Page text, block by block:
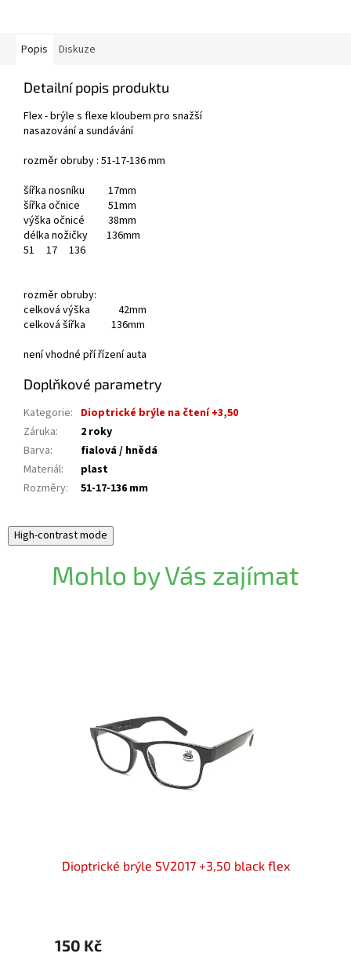
Popis Diskuze
Detailní popis produktu
Flex - brýle s flexe kloubem pro snažší
nasazování a sundávání
rozměr obruby : 51-17-136 mm
šířka nosníku 17mm
šířka očnice 51mm
výška očnicé 38mm
délka nožičky 136mm
51
17 136
rozměr obruby:
celková výška 42mm
celková šířka 136mm
není vhodné pří řízení auta
Doplňkové parametry
Kategorie: Dioptrické brýle na čtení +3,50
Záruka:
2 roky
Barva:
fialová / hnědá
Materiál:
plast
Rozměry: 51-17-136 mm
High-contrast mode
Mohlo by Vás zajímat
Dioptrické brýle SV2017 +3,50 black flex
150 Kč